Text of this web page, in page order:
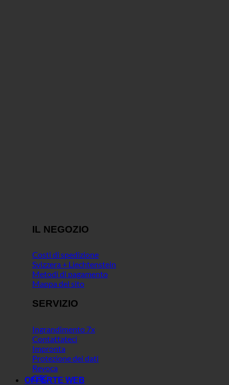
IL NEGOZIO
Costi di spedizione
Svizzera + Liechtenstein
Metodi di pagamento
Mappa del sito
SERVIZIO
Ingrandimento 7x
Contattateci
Impronta
Protezione dei dati
Revoca
GTC
OFFERTE WEB